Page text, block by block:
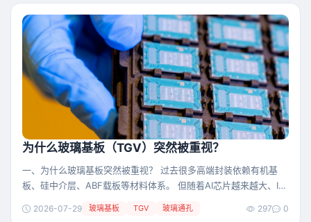
为什么玻璃基板（TGV）突然被重视？
一、为什么玻璃基板突然被重视？ 过去很多高端封装依赖有机基
板、硅中介层、ABF载板等材料体系。 但随着AI芯片越来越大、I/O
逐渐遇到瓶颈。 尤其是AI训练芯片和高性能计算芯片，不再是一颗
2026-07-29 玻璃基板 TGV 玻璃通孔 297 0